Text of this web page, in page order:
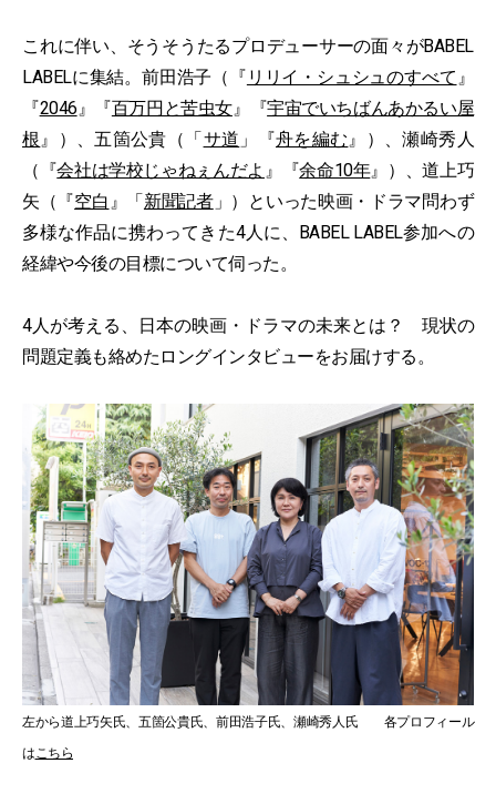
これに伴い、そうそうたるプロデューサーの面々がBABEL
LABELに集結。前田浩子（『 リリイ・シュシュのすべて 』
『2046』『百万円と苦虫女』『宇宙でいちばんあかるい屋
根』）、五箇公貴（「サ道 」『舟を編む』）、瀬崎秀人
（『会社は学校じゃねぇんだよ 』『余命10年』）、道上巧
矢（『空白 』「新聞記者」）といった映画・ドラマ問わず
多様な作品に携わってきた4人に、BABEL LABEL参加への
経緯や今後の目標について伺った。
4人が考える、日本の映画・ドラマの未来とは？ 現状の
問題定義も絡めたロングインタビューをお届けする。
左から道上巧矢氏、五箇公貴氏、前田浩子氏、瀬崎秀人氏 各プロフィール
はこちら